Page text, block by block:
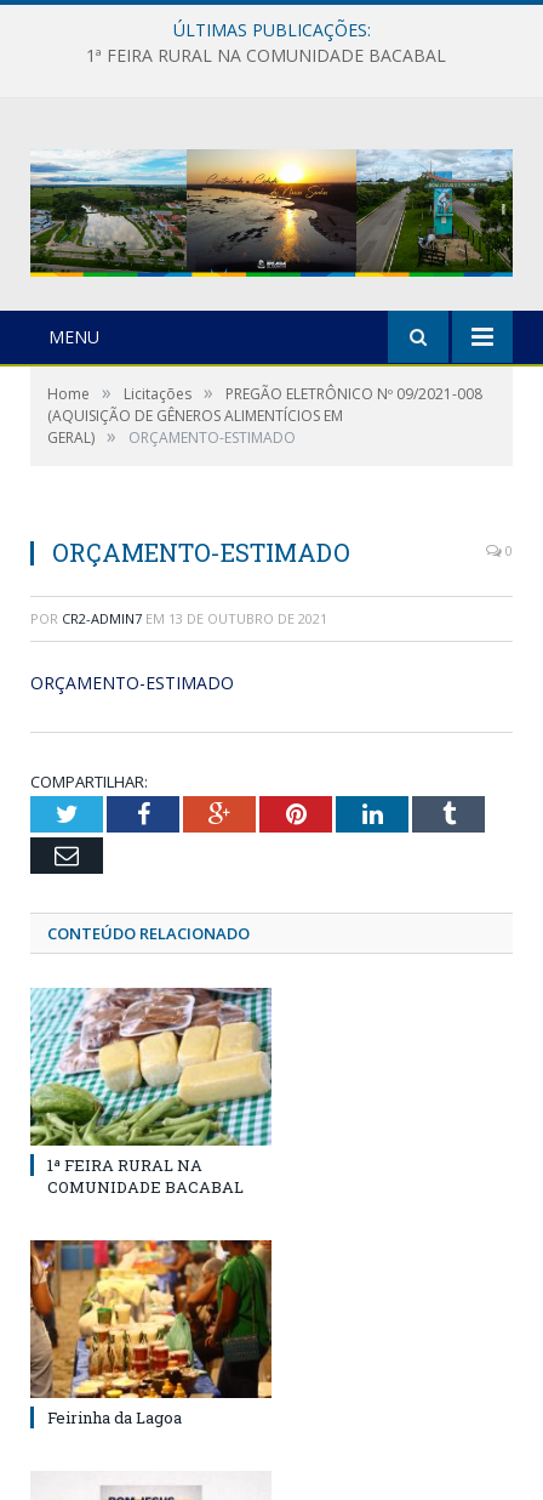
ÚLTIMAS PUBLICAÇÕES:
1ª FEIRA RURAL NA COMUNIDADE BACABAL
MENU
Home » Licitações »
PREGÃO ELETRÔNICO Nº 09/2021-008
(AQUISIÇÃO DE GÊNEROS ALIMENTÍCIOS EM
GERAL) » ORÇAMENTO-ESTIMADO
ORÇAMENTO-ESTIMADO 0
POR CR2-ADMIN7 EM 13 DE OUTUBRO DE 2021
ORÇAMENTO-ESTIMADO
COMPARTILHAR:
TwitterFacebookGoogle+PinterestLinkedInTumblr
Email
CONTEÚDO RELACIONADO
1ª FEIRA RURAL NA
COMUNIDADE BACABAL
Feirinha da Lagoa